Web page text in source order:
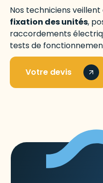
Nos techniciens
fixation des unités,
raccordements
tests de
Votre devis